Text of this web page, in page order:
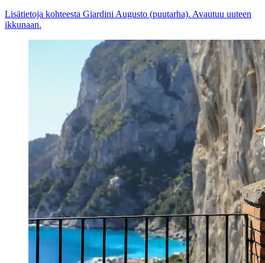
Lisätietoja kohteesta Giardini Augusto (puutarha). Avautuu uuteen
ikkunaan.